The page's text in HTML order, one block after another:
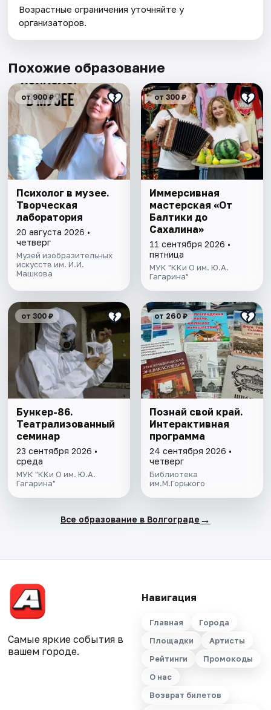
Возрастные ограничения уточняйте у
организаторов.
Похожие образование
от 900 ₽
Психолог в музее.
Творческая
лаборатория
20 августа 2026 •
четверг
Музей изобразительных
искусств им. И.И.
Машкова
от 300 ₽
Иммерсивная
мастерская «От
Балтики до
Сахалина»
11 сентября 2026 •
пятница
МУК "ККи О им. Ю.А.
Гагарина"
от 300 ₽
Бункер-86.
Театрализованный
семинар
23 сентября 2026 •
среда
МУК "ККи О им. Ю.А.
Гагарина"
от 260 ₽
Познай свой край.
Интерактивная
программа
24 сентября 2026 •
четверг
Библиотека
им.М.Горького
Все образование в Волгограде →
Самые яркие события в
вашем городе.
Навигация
Главная
Города
Площадки
Артисты
Рейтинги
Промокоды
О нас
Возврат билетов